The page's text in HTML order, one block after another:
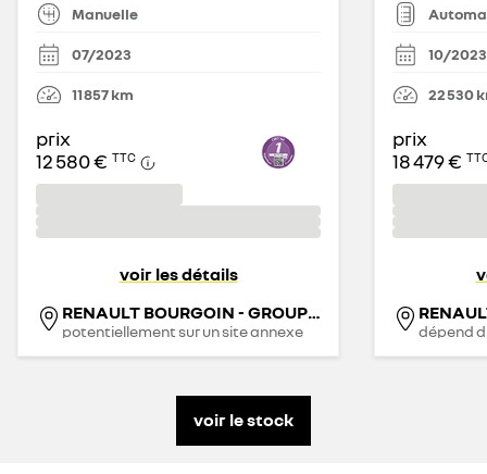
Manuelle
07/2023
11 857km
prix
12 580 € TTC
voir les détails
RENAULT BOURGOIN - GROUPE BERNARD
potentiellement sur un site annexe
10/2023
22 530
prix
18 479 €
dépend
voir le stock